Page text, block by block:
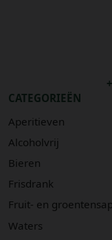
CATEGORIEËN
Aperitieven
Alcoholvrij
Bieren
Frisdrank
Fruit- en groentensap
Waters